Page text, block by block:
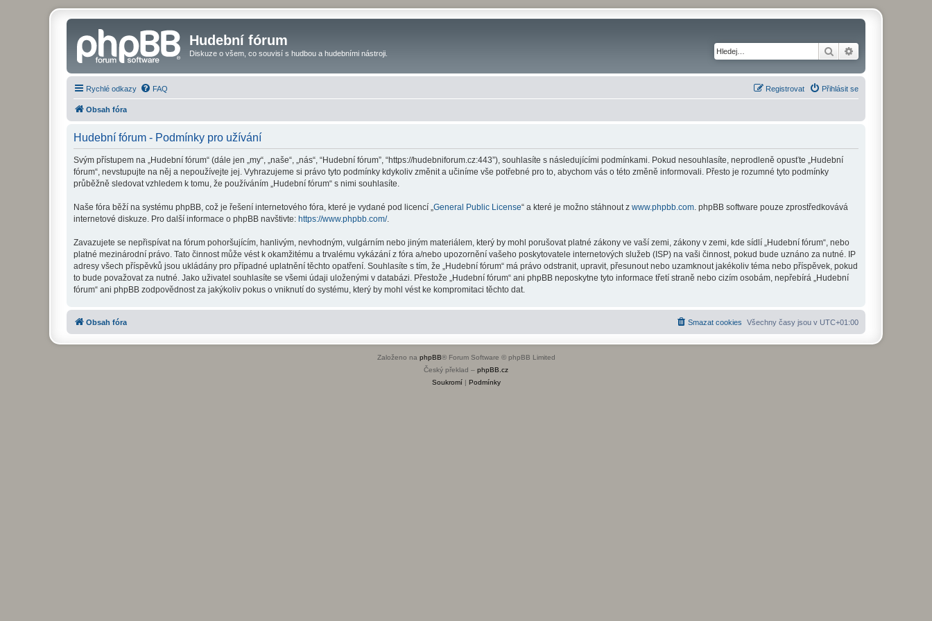
Hudební fórum
Diskuze o všem, co souvisí s hudbou a hudebními nástroji. Hledat
Rychlé odkazy FAQ Přihlásit se
Registrovat
Obsah fóra
Hudební fórum - Podmínky pro užívání
Svým přístupem na „Hudební fórum“ (dále jen „my“, „naše“, „nás“, “Hudební fórum”, “https://hudebniforum.cz:443”), souhlasíte s následujícími podmínkami. Pokud nesouhlasíte, neprodleně opusťte „Hudební
fórum“, nevstupujte na něj a nepoužívejte jej. Vyhrazujeme si právo tyto podmínky kdykoliv změnit a učiníme vše potřebné pro to, abychom vás o této změně informovali. Přesto je rozumné tyto podmínky
průběžně sledovat vzhledem k tomu, že používáním „Hudební fórum“ s nimi souhlasíte.
Naše fóra běží na systému phpBB, což je řešení internetového fóra, které je vydané pod licencí „ General Public License“ a které je možno stáhnout z www.phpbb.com . phpBB software pouze zprostředkovává
internetové diskuze. Pro další informace o phpBB navštivte: https://www.phpbb.com/.
Zavazujete se nepřispívat na fórum pohoršujícím, hanlivým, nevhodným, vulgárním nebo jiným materiálem, který by mohl porušovat platné zákony ve vaší zemi, zákony v zemi, kde sídlí „Hudební fórum“, nebo
platné mezinárodní právo. Tato činnost může vést k okamžitému a trvalému vykázání z fóra a/nebo upozornění vašeho poskytovatele internetových služeb (ISP) na vaši činnost, pokud bude uznáno za nutné. IP
adresy všech příspěvků jsou ukládány pro případné uplatnění těchto opatření. Souhlasíte s tím, že „Hudební fórum“ má právo odstranit, upravit, přesunout nebo uzamknout jakékoliv téma nebo příspěvek, pokud
to bude považovat za nutné. Jako uživatel souhlasíte se všemi údaji uloženými v databázi. Přestože „Hudební fórum“ ani phpBB neposkytne tyto informace třetí straně nebo cizím osobám, nepřebírá „Hudební
fórum“ ani phpBB zodpovědnost za jakýkoliv pokus o vniknutí do systému, který by mohl vést ke kompromitaci těchto dat.
Obsah fóra Všechny časy jsou v UTC+01:00
Smazat cookies
Založeno na phpBB® Forum Software © phpBB Limited
Český překlad – phpBB.cz
Soukromí| Podmínky